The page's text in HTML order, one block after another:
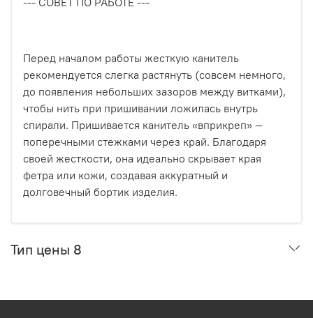
Перед началом работы жесткую канитель
рекомендуется слегка растянуть (совсем немного,
до появления небольших зазоров между витками),
чтобы нить при пришивании ложилась внутрь
спирали. Пришивается канитель «вприкреп» —
поперечными стежками через край. Благодаря
своей жесткости, она идеально скрывает края
фетра или кожи, создавая аккуратный и
долговечный бортик изделия.
Тип цены 8